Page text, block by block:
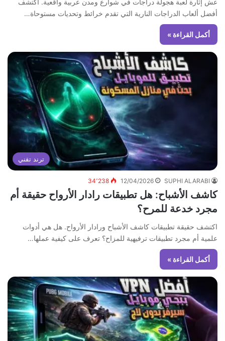
عش إثارة لعبة هجولة دراجات في شوارع ومدن عربية واقعية. اكتشف
أفضل ألعاب الدراجات النارية التي تقدم خرائط وتحديات مستوحاة…
أكمل القراءة »
ترند تقني
SUPHI ALARABI
12/04/2026 34٬238
كاشف الأشباح: هل تطبيقات رادار الأرواح حقيقة أم
مجرد خدعة للمرح؟
اكتشف حقيقة تطبيقات كاشف الأشباح ورادار الأرواح. هل هي أدوات
علمية أم مجرد تطبيقات ترفيهية للمزاح؟ تعرف على كيفية عملها…
أكمل القراءة »